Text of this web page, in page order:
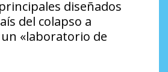
diseñados
del colapso a
«laboratorio de